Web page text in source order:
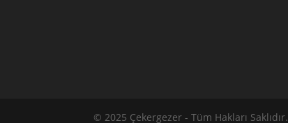
© 2025 Çekergezer - Tüm Hakları Saklıdır.